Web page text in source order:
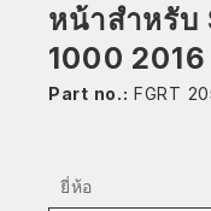
หน้าสำหรับ
1000 2016
Part no.: FGRT
ยี่ห้อ